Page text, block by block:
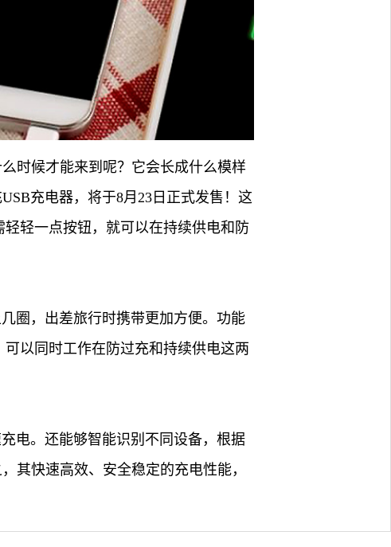
时候才能来到呢？它会长成什么模样
充电器，将于8月23日正式发售！这
轻一点按钮，就可以在持续供电和防
圈，出差旅行时携带更加方便。功能
以同时工作在防过充和持续供电这两
电。还能够智能识别不同设备，根据
其快速高效、安全稳定的充电性能，